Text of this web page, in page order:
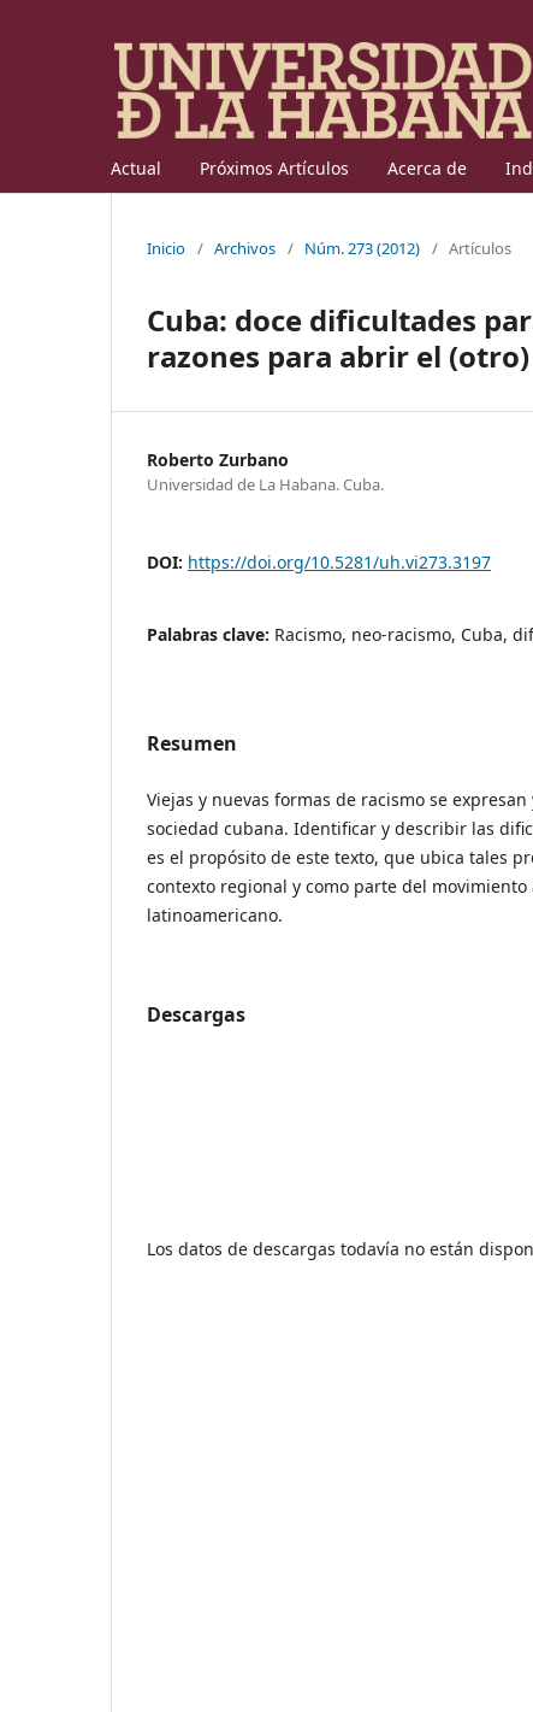
Actual Próximos Artículos Acerca de
Inicio / Archivos / Núm. 273 (2012) / Artículos
Cuba: doce dificultades
razones para abrir el
Roberto Zurbano
Universidad de La Habana. Cuba.
DOI: https://doi.org/10.5281/uh.vi273.3197
Palabras clave: Racismo, neo-racismo, Cuba,
Resumen
Viejas y nuevas formas de racismo se
sociedad cubana. Identificar y describir las
es el propósito de este texto, que ubica tales
contexto regional y como parte del
latinoamericano.
Descargas
Los datos de descargas todavía no están